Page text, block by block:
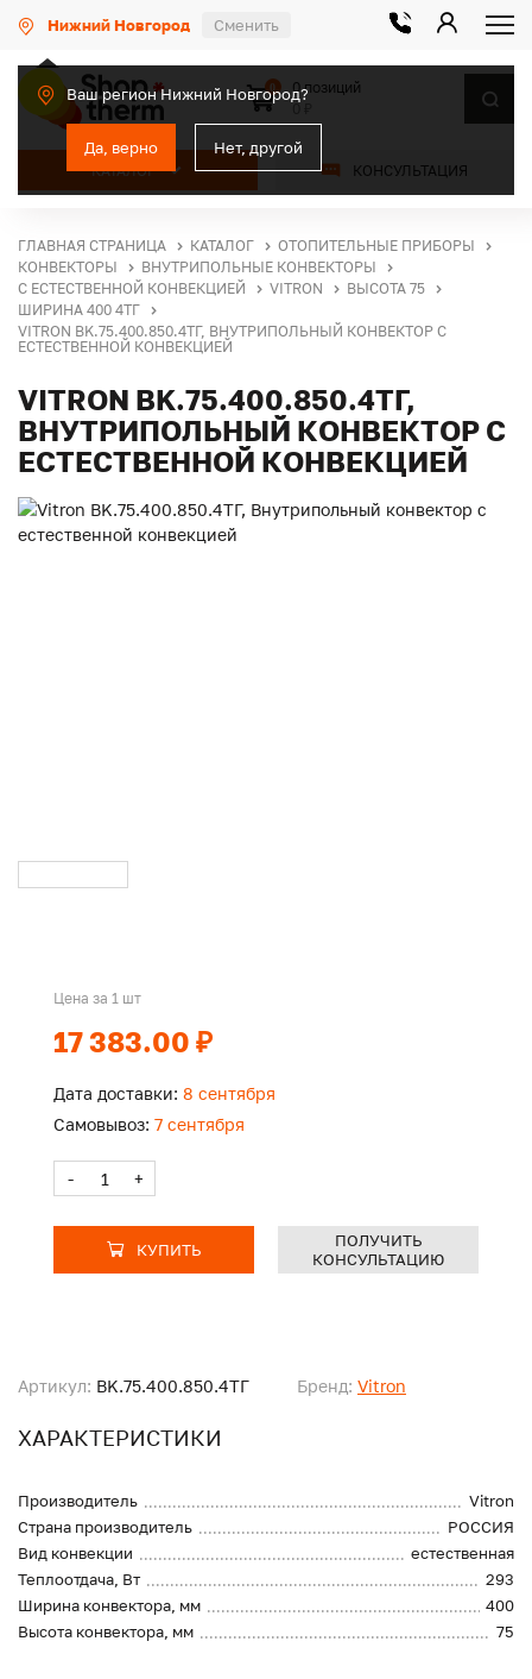
Нижний Новгород Сменить
Ваш регион Нижний Новгород?
Да, верно Нет, другой
КАТАЛОГ КОНСУЛЬТАЦИЯ
0
0 позиций
ГЛАВНАЯ СТРАНИЦА КАТАЛОГ
ОТОПИТЕЛЬНЫЕ ПРИБОРЫ
КОНВЕКТОРЫ
ВНУТРИПОЛЬНЫЕ КОНВЕКТОРЫ
С ЕСТЕСТВЕННОЙ КОНВЕКЦИЕЙ
VITRON
ВЫСОТА 75
ШИРИНА 400 4ТГ
VITRON BK.75.400.850.4ТГ, ВНУТРИПОЛЬНЫЙ КОНВЕКТОР С
ЕСТЕСТВЕННОЙ КОНВЕКЦИЕЙ
VITRON BK.75.400.850.4ТГ,
ВНУТРИПОЛЬНЫЙ КОНВЕКТОР С
ЕСТЕСТВЕННОЙ КОНВЕКЦИЕЙ
Артикул: BK.75.400.850.4ТГ Бренд: Vitron
ХАРАКТЕРИСТИКИ
Производитель
Vitron
Страна производитель
РОССИЯ
Вид конвекции
естественная
Теплоотдача, Вт
293
Ширина конвектора, мм
400
Высота конвектора, мм
75
Цена за 1 шт
17 383.00 ₽
Дата доставки: 8 сентября
Самовывоз: 7 сентября
- +
КУПИТЬ
ПОЛУЧИТЬ
КОНСУЛЬТАЦИЮ